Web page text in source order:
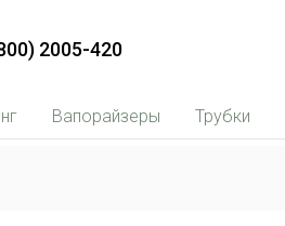
2005-420
Вапорайзеры Трубки